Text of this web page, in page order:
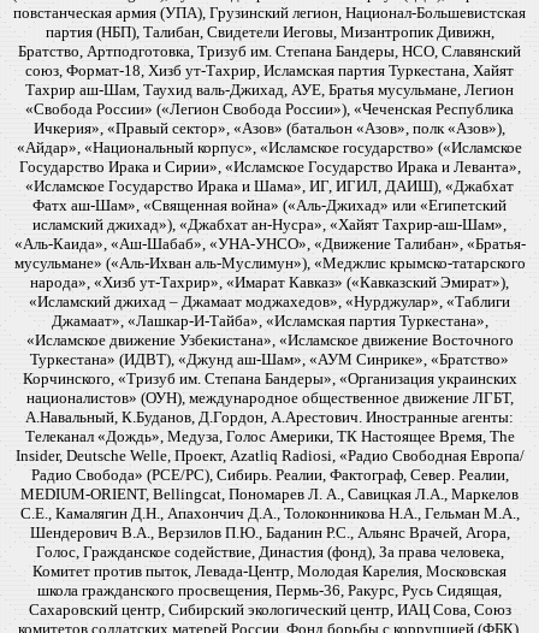
повстанческая армия (УПА), Грузинский легион, Национал-Большевистская
партия (НБП), Талибан, Свидетели Иеговы, Мизантропик Дивижн,
Братство, Артподготовка, Тризуб им. Степана Бандеры, НСО, Славянский
союз, Формат-18, Хизб ут-Тахрир, Исламская партия Туркестана, Хайят
Тахрир аш-Шам, Таухид валь-Джихад, АУЕ, Братья мусульмане, Легион
«Свобода России» («Легион Свобода России»), «Чеченская Республика
Ичкерия», «Правый сектор», «Азов» (батальон «Азов», полк «Азов»),
«Айдар», «Национальный корпус», «Исламское государство» («Исламское
Государство Ирака и Сирии», «Исламское Государство Ирака и Леванта»,
«Исламское Государство Ирака и Шама», ИГ, ИГИЛ, ДАИШ), «Джабхат
Фатх аш-Шам», «Священная война» («Аль-Джихад» или «Египетский
исламский джихад»), «Джабхат ан-Нусра», «Хайят Тахрир-аш-Шам»,
«Аль-Каида», «Аш-Шабаб», «УНА-УНСО», «Движение Талибан», «Братья-
мусульмане» («Аль-Ихван аль-Муслимун»), «Меджлис крымско-татарского
народа», «Хизб ут-Тахрир», «Имарат Кавказ» («Кавказский Эмират»),
«Исламский джихад – Джамаат моджахедов», «Нурджулар», «Таблиги
Джамаат», «Лашкар-И-Тайба», «Исламская партия Туркестана»,
«Исламское движение Узбекистана», «Исламское движение Восточного
Туркестана» (ИДВТ), «Джунд аш-Шам», «АУМ Синрике», «Братство»
Корчинского, «Тризуб им. Степана Бандеры», «Организация украинских
националистов» (ОУН), международное общественное движение ЛГБТ,
А.Навальный, К.Буданов, Д.Гордон, А.Арестович. Иностранные агенты:
Телеканал «Дождь», Медуза, Голос Америки, ТК Настоящее Время, The
Insider, Deutsche Welle, Проект, Azatliq Radiosi, «Радио Свободная Европа/
Радио Свобода» (PCE/PC), Сибирь. Реалии, Фактограф, Север. Реалии,
MEDIUM-ORIENT, Bellingcat, Пономарев Л. А., Савицкая Л.А., Маркелов
С.Е., Камалягин Д.Н., Апахончич Д.А., Толоконникова Н.А., Гельман М.А.,
Шендерович В.А., Верзилов П.Ю., Баданин Р.С., Альянс Врачей, Агора,
Голос, Гражданское содействие, Династия (фонд), За права человека,
Комитет против пыток, Левада-Центр, Молодая Карелия, Московская
школа гражданского просвещения, Пермь-36, Ракурс, Русь Сидящая,
Сахаровский центр, Сибирский экологический центр, ИАЦ Сова, Союз
комитетов солдатских матерей России, Фонд борьбы с коррупцией (ФБК),